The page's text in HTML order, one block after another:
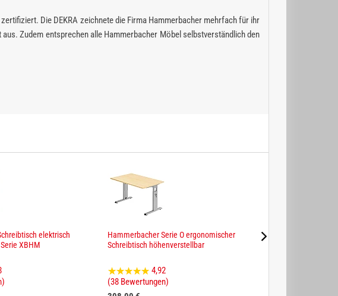
Die DEKRA zeichnete die Firma Hammerbacher mehrfach für ihr
Zudem entsprechen alle Hammerbacher Möbel selbstverständlich den
elektrisch
XBHM
Hammerbacher Serie O ergonomischer
Schreibtisch höhenverstellbar
4,92
(38 Bewertungen)